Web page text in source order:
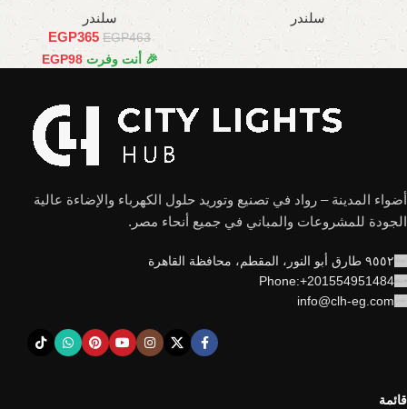
سلندر سلندر
EGP463
EGP365
🎉 أنت وفرت EGP98
أضواء المدينة – رواد في تصنيع وتوريد حلول الكهرباء والإضاءة عالية
الجودة للمشروعات والمباني في جميع أنحاء مصر.
٩٥٥٢ طارق أبو النور، المقطم، محافظة القاهرة
Phone:+201554951484
info@clh-eg.com
قائمة